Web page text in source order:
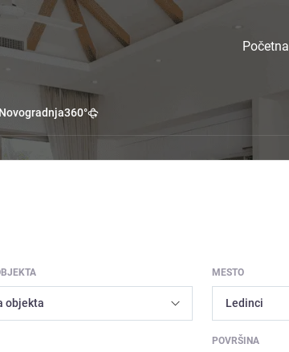
Početna
Novogradnja360°
MESTO
POVRŠINA